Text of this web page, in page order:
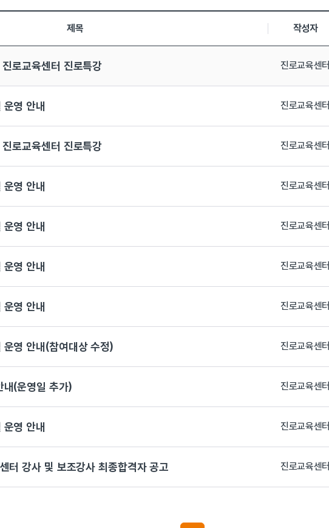
, 작성자, 조회수,등록일, 첨부파일로 나열 되고 있습니다.
제목 작성자
로교육센터 진로특강 진로교육센터
영 안내 진로교육센터
로교육센터 진로특강 진로교육센터
영 안내 진로교육센터
영 안내 진로교육센터
영 안내 진로교육센터
영 안내 진로교육센터
영 안내(참여대상 수정) 진로교육센터
(운영일 추가) 진로교육센터
영 안내 진로교육센터
터 강사 및 보조강사 최종합격자 공고 진로교육센터